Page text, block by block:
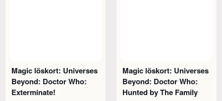
Magic löskort: Universes
Beyond: Doctor Who:
Exterminate!
Magic löskort: Universes
Beyond: Doctor Who:
Hunted by The Family